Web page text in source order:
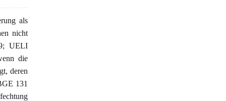
als
nicht
UELI
die
deren
131